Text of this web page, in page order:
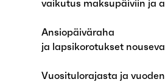
vaikutus maksupäiviin ja
Ansiopäiväraha
ja lapsikorotukset
Vuositulorajasta ja